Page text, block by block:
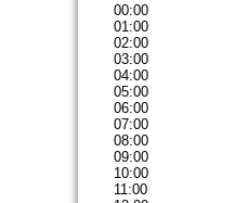
00:00
01:00
02:00
03:00
04:00
05:00
06:00
07:00
08:00
09:00
10:00
11:00